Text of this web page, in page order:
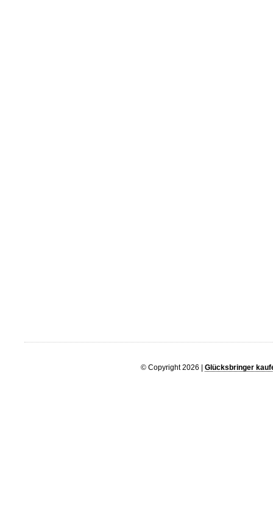
© Copyright 2026 | Glücksbringer